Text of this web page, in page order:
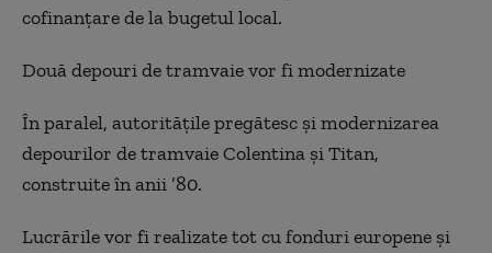
cofinanțare de la bugetul local.
Două depouri de tramvaie vor fi modernizate
În paralel, autoritățile pregătesc și modernizarea
depourilor de tramvaie Colentina și Titan,
construite în anii ’80.
Lucrările vor fi realizate tot cu fonduri europene și